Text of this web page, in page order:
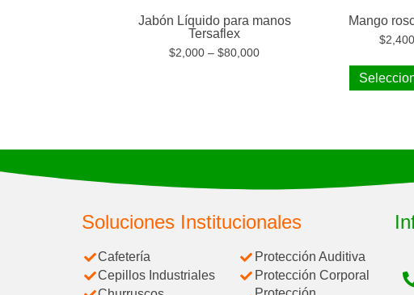
Jabón Líquido para manos
Tersaflex
$2,000 –$80,000
Mango
$2,400
Soluciones Institucionales
Cafetería
Cepillos Industriales
Protección Auditiva
Protección Corporal